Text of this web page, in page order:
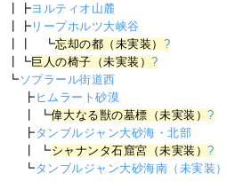
┃┣ヨルティオ山麓
┃┣ リープホルツ大峡谷
┃┃ ┗忘却の都（未実装） ?
┃┗巨人の椅子（未実装）?
┗ ソプラール街道西
┣ ヒムラート砂漠
┃ ┗偉大なる獣の墓標（未実装）?
┣ タンブルジャン大砂海・北部
┃ ┗シャナンタ石窟宮（未実装）?
┗ タンブルジャン大砂海南（未実装）